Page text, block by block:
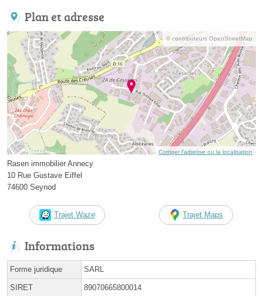
Plan et adresse
© contributeurs OpenStreetMap
Corriger l’adresse ou la localisation
Rasen immobilier Annecy
10 Rue Gustave Eiffel
74600 Seynod
Trajet Waze Trajet Maps
Informations
Forme juridique SARL
SIRET 89070665800014